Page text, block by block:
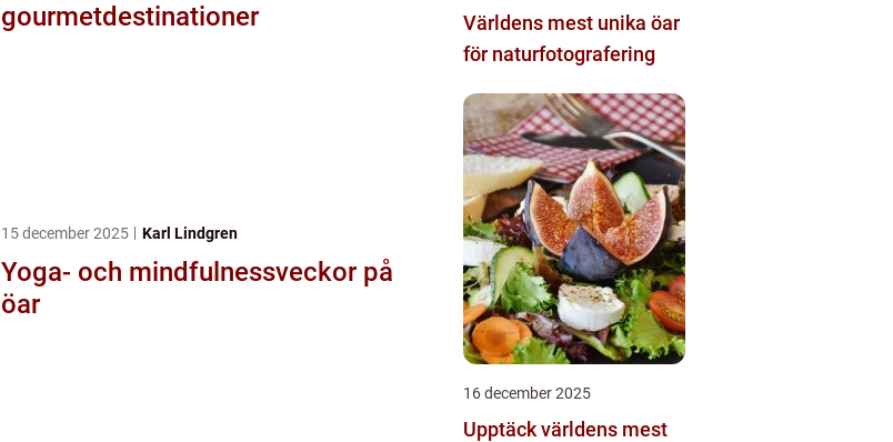
gourmetdestinationer
15 december 2025 Karl Lindgren
Yoga- och mindfulnessveckor på
öar
Världens mest unika öar
för naturfotografering
16 december 2025
Upptäck världens mest